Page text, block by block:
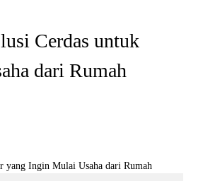
Cerdas untuk
dari Rumah